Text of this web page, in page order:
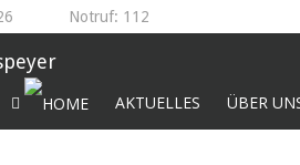
Notruf: 112
AKTUELLES ÜBER